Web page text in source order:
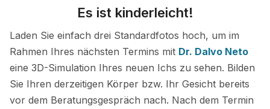
Es ist kinderleicht!
Laden Sie einfach drei Standardfotos hoch, um im
Rahmen Ihres nächsten Termins mit Dr. Dalvo Neto
eine 3D-Simulation Ihres neuen Ichs zu sehen. Bilden
Sie Ihren derzeitigen Körper bzw. Ihr Gesicht bereits
vor dem Beratungsgespräch nach. Nach dem Termin